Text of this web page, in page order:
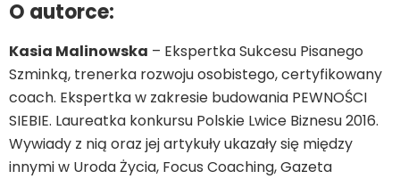
O autorce:
Kasia Malinowska – Ekspertka Sukcesu Pisanego
Szminką, trenerka rozwoju osobistego, certyfikowany
coach. Ekspertka w zakresie budowania PEWNOŚCI
SIEBIE. Laureatka konkursu Polskie Lwice Biznesu 2016.
Wywiady z nią oraz jej artykuły ukazały się między
innymi w Uroda Życia, Focus Coaching, Gazeta